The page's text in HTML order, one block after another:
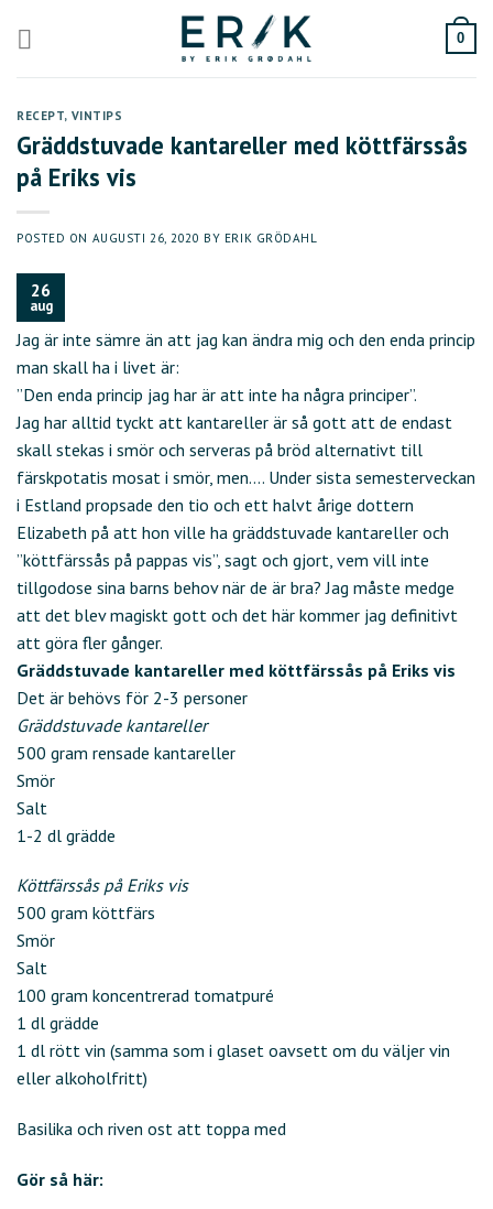
0
RECEPT, VINTIPS
Gräddstuvade kantareller med köttfärssås
på Eriks vis
POSTED ON AUGUSTI 26, 2020 BY ERIK GRÖDAHL
26
aug
Jag är inte sämre än att jag kan ändra mig och den enda princip
man skall ha i livet är:
”Den enda princip jag har är att inte ha några principer”.
Jag har alltid tyckt att kantareller är så gott att de endast
skall stekas i smör och serveras på bröd alternativt till
färskpotatis mosat i smör, men…. Under sista semesterveckan
i Estland propsade den tio och ett halvt årige dottern
Elizabeth på att hon ville ha gräddstuvade kantareller och
”köttfärssås på pappas vis”, sagt och gjort, vem vill inte
tillgodose sina barns behov när de är bra? Jag måste medge
att det blev magiskt gott och det här kommer jag definitivt
att göra fler gånger.
Gräddstuvade kantareller med köttfärssås på Eriks vis
Det är behövs för 2-3 personer
Gräddstuvade kantareller
500 gram rensade kantareller
Smör
Salt
1-2 dl grädde
Köttfärssås på Eriks vis
500 gram köttfärs
Smör
Salt
100 gram koncentrerad tomatpuré
1 dl grädde
1 dl rött vin (samma som i glaset oavsett om du väljer vin
eller alkoholfritt)
Basilika och riven ost att toppa med
Gör så här: